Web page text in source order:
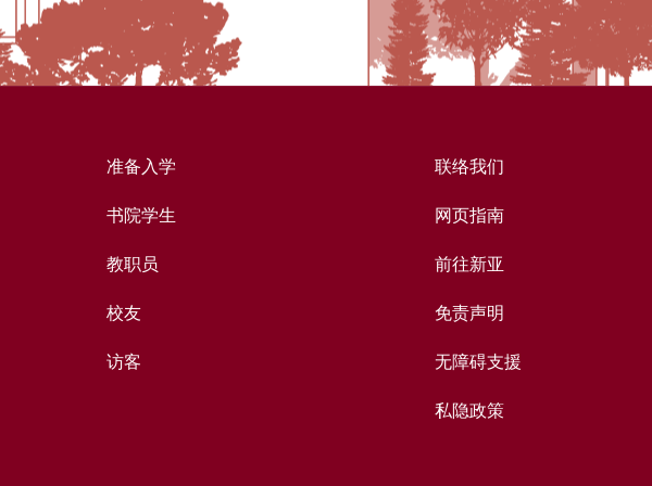
准备入学
书院学生
教职员
校友
访客
联络我们
网页指南
前往新亚
免责声明
无障碍支援
私隐政策